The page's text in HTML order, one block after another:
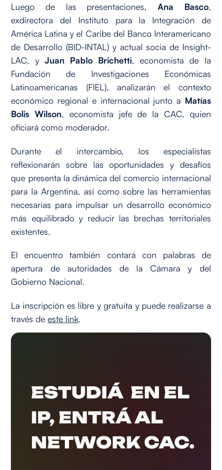
Luego de las presentaciones, Ana Basco,
exdirectora del Instituto para la Integración de
América Latina y el Caribe del Banco Interamericano
de Desarrollo (BID-INTAL) y actual socia de Insight-
LAC, y Juan Pablo Brichetti, economista de la
Fundación de Investigaciones Económicas
Latinoamericanas (FIEL), analizarán el contexto
económico regional e internacional junto a Matías
Bolis Wilson, economista jefe de la CAC, quien
oficiará como moderador.
Durante el intercambio, los especialistas
reflexionarán sobre las oportunidades y desafíos
que presenta la dinámica del comercio internacional
para la Argentina, así como sobre las herramientas
necesarias para impulsar un desarrollo económico
más equilibrado y reducir las brechas territoriales
existentes.
El encuentro también contará con palabras de
apertura de autoridades de la Cámara y del
Gobierno Nacional.
La inscripción es libre y gratuita y puede realizarse a
través deeste link.